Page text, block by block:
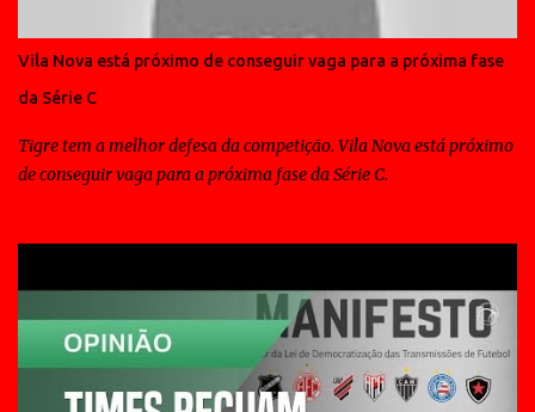
Vila Nova está próximo de conseguir vaga para a próxima fase
da Série C
Tigre tem a melhor defesa da competição. Vila Nova está próximo
de conseguir vaga para a próxima fase da Série C.